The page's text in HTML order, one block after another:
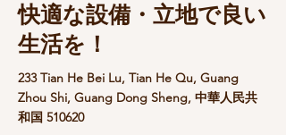
快適な設備・立地で良い
生活を！
233 Tian He Bei Lu, Tian He Qu, Guang
Zhou Shi, Guang Dong Sheng, 中華人民共
和国 510620